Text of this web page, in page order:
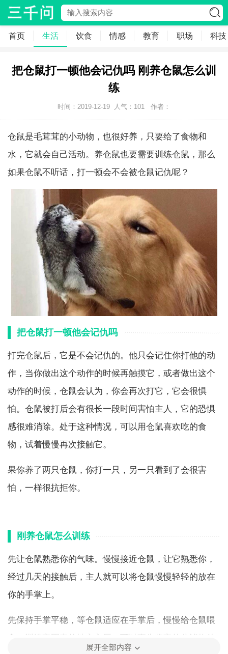
首页 生活 饮食 情感 教育 职场 科技
把仓鼠打一顿他会记仇吗 刚养仓鼠怎么训
练
时间：2019-12-19 人气： 101 作者：
仓鼠是毛茸茸的小动物，也很好养，只要给了食物和
水，它就会自己活动。养仓鼠也要需要训练仓鼠，那么
如果仓鼠不听话，打一顿会不会被仓鼠记仇呢？
把仓鼠打一顿他会记仇吗
打完仓鼠后，它是不会记仇的。他只会记住你打他的动
作，当你做出这个动作的时候再触摸它，或者做出这个
动作的时候，仓鼠会认为，你会再次打它，它会很惧
怕。仓鼠被打后会有很长一段时间害怕主人，它的恐惧
感很难消除。处于这种情况，可以用仓鼠喜欢吃的食
物，试着慢慢再次接触它。
果你养了两只仓鼠，你打一只，另一只看到了会很害
怕，一样很抗拒你。
刚养仓鼠怎么训练
先让仓鼠熟悉你的气味。慢慢接近仓鼠，让它熟悉你，
经过几天的接触后，主人就可以将仓鼠慢慢轻轻的放在
你的手掌上。
先保持手掌平稳，等仓鼠适应在手掌后，慢慢给仓鼠喂
食。训练它固定的地方入厕，可以事先将它的分泌物放
展开全部内容